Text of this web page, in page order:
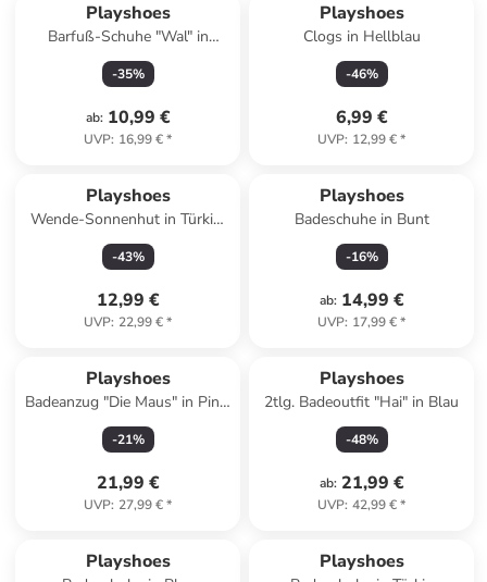
Playshoes
Barfuß-Schuhe "Wal" in
Dunkelblau
-35%
ab: 10,99 €
UVP: 16,99 €*
Playshoes
Clogs in Hellblau
-46%
6,99 €
UVP: 12,99 €*
Playshoes
Wende-Sonnenhut in Türkis/
Blau
-43%
12,99 €
UVP: 22,99 €*
Playshoes
Badeschuhe in Bunt
-16%
ab: 14,99 €
UVP: 17,99 €*
Playshoes
Badeanzug "Die Maus" in Pink/
Bunt
-21%
21,99 €
UVP: 27,99 €*
Playshoes
2tlg. Badeoutfit "Hai" in Blau
-48%
ab: 21,99 €
UVP: 42,99 €*
Playshoes Playshoes